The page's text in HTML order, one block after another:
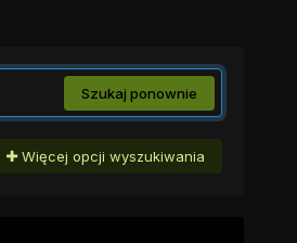
Szukaj ponownie
Więcej opcji wyszukiwania